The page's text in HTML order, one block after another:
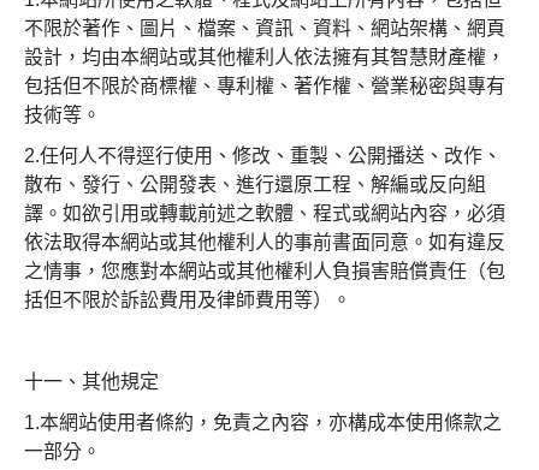
不限於著作、圖片、檔案、資訊、資料、網站架構、網頁
設計，均由本網站或其他權利人依法擁有其智慧財產權，
包括但不限於商標權、專利權、著作權、營業秘密與專有
技術等。
2.任何人不得逕行使用、修改、重製、公開播送、改作、
散布、發行、公開發表、進行還原工程、解編或反向組
譯。如欲引用或轉載前述之軟體、程式或網站內容，必須
依法取得本網站或其他權利人的事前書面同意。如有違反
之情事，您應對本網站或其他權利人負損害賠償責任（包
括但不限於訴訟費用及律師費用等）。
十一、其他規定
1.本網站使用者條約，免責之內容，亦構成本使用條款之
一部分。